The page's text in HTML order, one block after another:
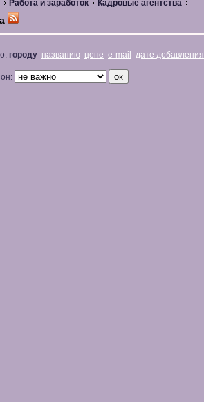
Работа и заработок Кадровые агентства
городу названию цене e-mail дате добавления